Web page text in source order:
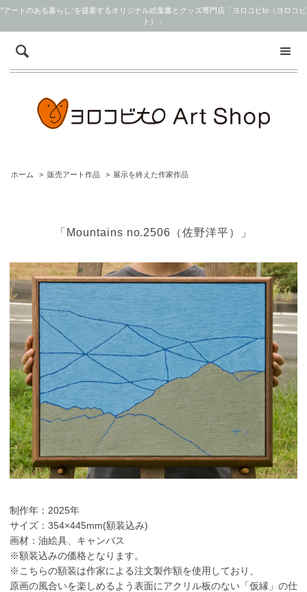
“アートのある暮らし”を提案するオリジナル絵葉書とグッズ専門店「ヨロコビto（ヨロコビ
ト）」
ホーム > 販売アート作品 > 展示を終えた作家作品
「Mountains no.2506（佐野洋平）」
制作年：2025年
サイズ：354×445mm(額装込み)
画材：油絵具、キャンバス
※額装込みの価格となります。
※こちらの額装は作家による注文製作額を使用しており、
原画の風合いを楽しめるよう表面にアクリル板のない「仮縁」の仕